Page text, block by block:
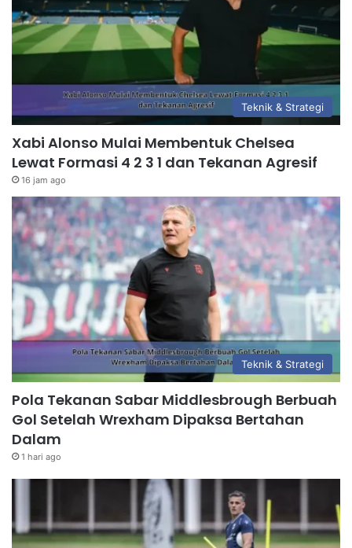
Teknik & Strategi
Xabi Alonso Mulai Membentuk Chelsea
Lewat Formasi 4 2 3 1 dan Tekanan Agresif
16 jam ago
Teknik & Strategi
Pola Tekanan Sabar Middlesbrough Berbuah
Gol Setelah Wrexham Dipaksa Bertahan
Dalam
1 hari ago